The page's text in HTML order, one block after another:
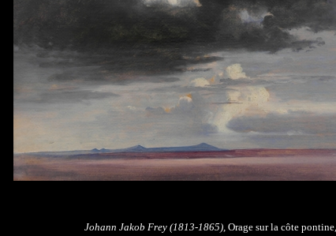
Johann Jakob Frey (1813-1865), Orage sur la côte pontine